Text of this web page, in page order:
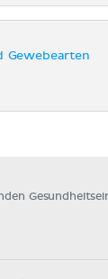
Gewebearten